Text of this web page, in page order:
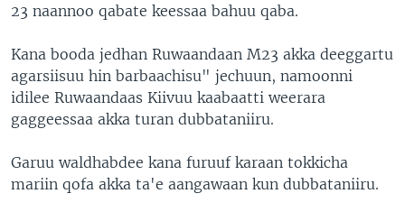
23 naannoo qabate keessaa bahuu qaba.
Kana booda jedhan Ruwaandaan M23 akka deeggartu
agarsiisuu hin barbaachisu" jechuun, namoonni
idilee Ruwaandaas Kiivuu kaabaatti weerara
gaggeessaa akka turan dubbataniiru.
Garuu waldhabdee kana furuuf karaan tokkicha
mariin qofa akka ta'e aangawaan kun dubbataniiru.